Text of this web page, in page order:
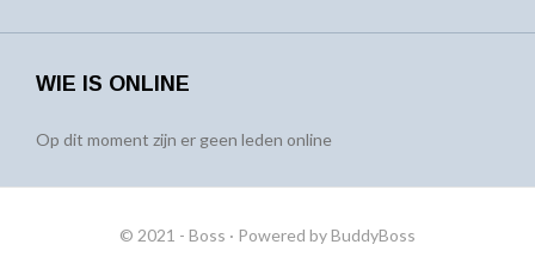
WIE IS ONLINE
Op dit moment zijn er geen leden online
© 2021 - Boss · Powered byBuddyBoss